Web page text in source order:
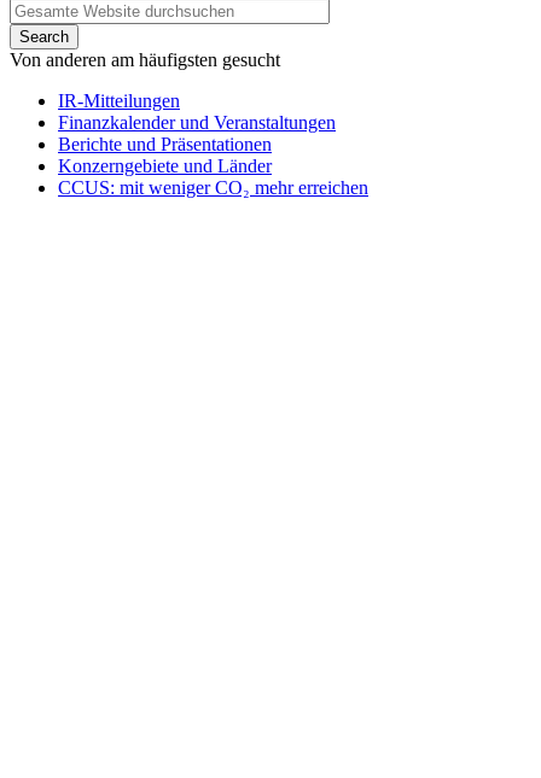
Von anderen am häufigsten gesucht
IR-Mitteilungen
Finanzkalender und Veranstaltungen
Berichte und Präsentationen
Konzerngebiete und Länder
CCUS: mit weniger CO₂ mehr erreichen